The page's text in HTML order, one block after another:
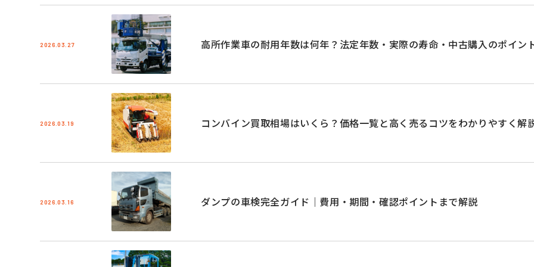
2026.03.27 高所作業車の耐用年数は何年？法定年数・実際の寿命・中古購入のポイン
2026.03.19 コンバイン買取相場はいくら？価格一覧と高く売るコツをわかりやすく解
2026.03.16 ダンプの車検完全ガイド｜費用・期間・確認ポイントまで解説